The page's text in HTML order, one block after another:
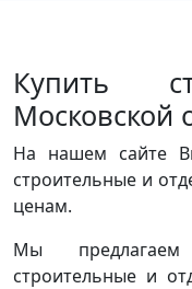
Купить
Московской
На нашем сайте
строительные и
ценам.
Мы
строительные и